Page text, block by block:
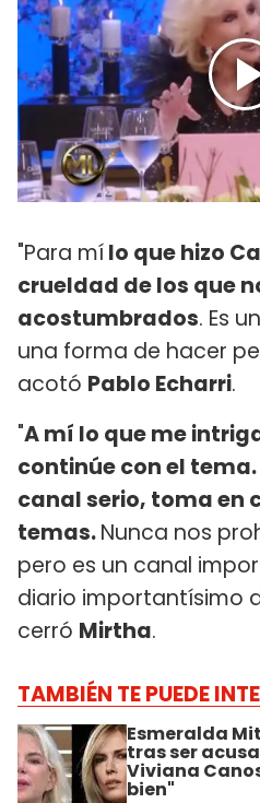
"Para mílo que hizo
crueldad de los que
acostumbrados. Es
una forma de hacer
acotó Pablo Echarri.
"A mí lo que me
continúe con el tema.
canal serio, toma en
temas.Nunca nos
pero es un canal
diario importantísimo
cerró Mirtha.
TAMBIÉN TE PUEDE
Esmeralda
tras ser
Viviana
bien"